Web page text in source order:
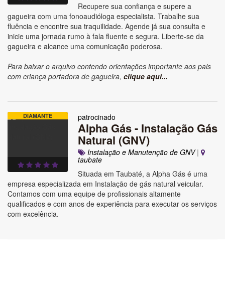
Recupere sua confiança e supere a
gagueira com uma fonoaudióloga especialista. Trabalhe sua
fluência e encontre sua traquilidade. Agende já sua consulta e
inicie uma jornada rumo à fala fluente e segura. Liberte-se da
gagueira e alcance uma comunicação poderosa.
Para baixar o arquivo contendo orientações importante aos pais
com criança portadora de gagueira, clique aqui...
DIAMANTE patrocinado
Alpha Gás - Instalação Gás
Natural (GNV)
Instalação e Manutenção de GNV|
taubate
Situada em Taubaté, a Alpha Gás é uma
empresa especializada em Instalação de gás natural veicular.
Contamos com uma equipe de profissionais altamente
qualificados e com anos de experiência para executar os serviços
com excelência.